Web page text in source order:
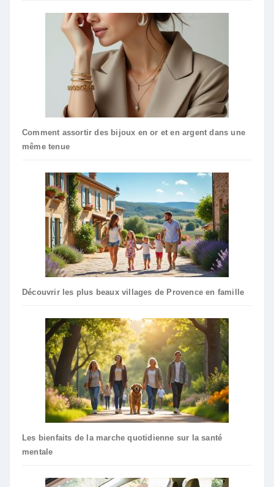
Comment assortir des bijoux en or et en argent dans une
même tenue
Découvrir les plus beaux villages de Provence en famille
Les bienfaits de la marche quotidienne sur la santé
mentale